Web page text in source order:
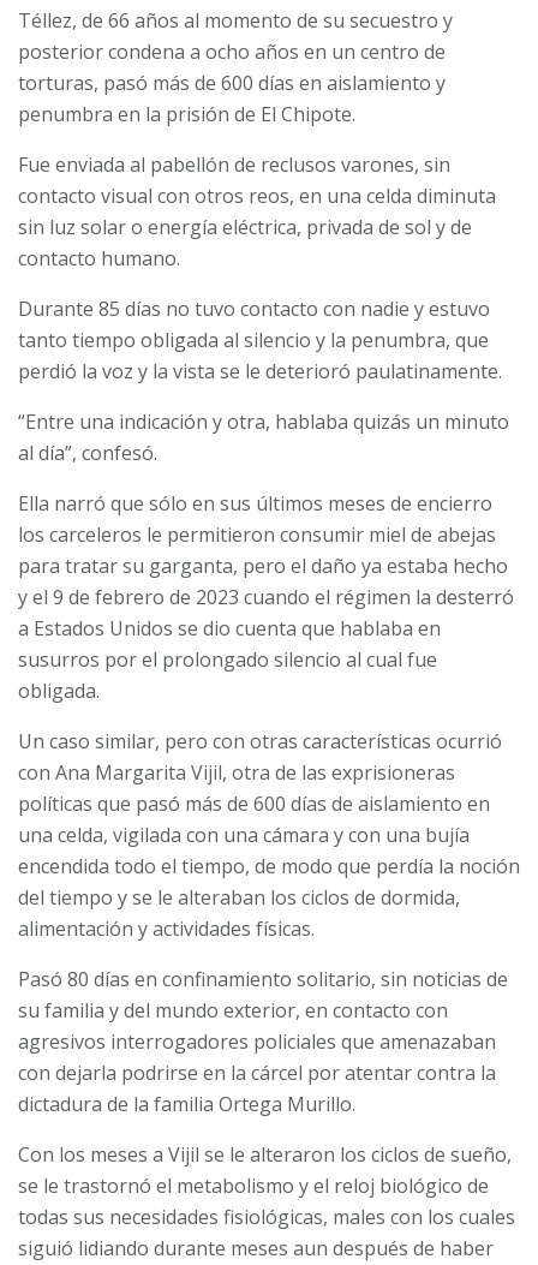
Téllez, de 66 años al momento de su secuestro y
posterior condena a ocho años en un centro de
torturas, pasó más de 600 días en aislamiento y
penumbra en la prisión de El Chipote.
Fue enviada al pabellón de reclusos varones, sin
contacto visual con otros reos, en una celda diminuta
sin luz solar o energía eléctrica, privada de sol y de
contacto humano.
Durante 85 días no tuvo contacto con nadie y estuvo
tanto tiempo obligada al silencio y la penumbra, que
perdió la voz y la vista se le deterioró paulatinamente.
“Entre una indicación y otra, hablaba quizás un minuto
al día”, confesó.
Ella narró que sólo en sus últimos meses de encierro
los carceleros le permitieron consumir miel de abejas
para tratar su garganta, pero el daño ya estaba hecho
y el 9 de febrero de 2023 cuando el régimen la desterró
a Estados Unidos se dio cuenta que hablaba en
susurros por el prolongado silencio al cual fue
obligada.
Un caso similar, pero con otras características ocurrió
con Ana Margarita Vijil, otra de las exprisioneras
políticas que pasó más de 600 días de aislamiento en
una celda, vigilada con una cámara y con una bujía
encendida todo el tiempo, de modo que perdía la noción
del tiempo y se le alteraban los ciclos de dormida,
alimentación y actividades físicas.
Pasó 80 días en confinamiento solitario, sin noticias de
su familia y del mundo exterior, en contacto con
agresivos interrogadores policiales que amenazaban
con dejarla podrirse en la cárcel por atentar contra la
dictadura de la familia Ortega Murillo.
Con los meses a Vijil se le alteraron los ciclos de sueño,
se le trastornó el metabolismo y el reloj biológico de
todas sus necesidades fisiológicas, males con los cuales
siguió lidiando durante meses aun después de haber